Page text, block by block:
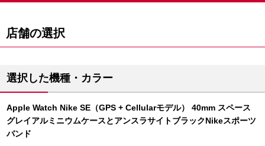
店舗の選択
選択した機種・カラー
Apple Watch Nike SE（GPS + Cellularモデル） 40mm スペース
グレイアルミニウムケースとアンスラサイトブラックNikeスポーツ
バンド